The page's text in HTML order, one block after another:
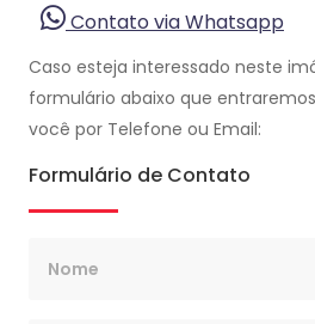
Contato via Whatsapp
Caso esteja interessado neste
formulário abaixo que
você por Telefone ou Email:
Formulário de Contato